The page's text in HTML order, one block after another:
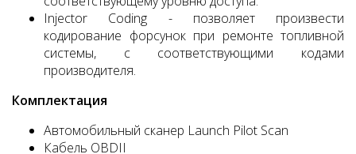
Injector Coding - позволяет произвести
кодирование форсунок при ремонте топливной
системы, с соответствующими кодами
производителя.
Комплектация
Автомобильный сканер Launch Pilot Scan
Кабель OBDII